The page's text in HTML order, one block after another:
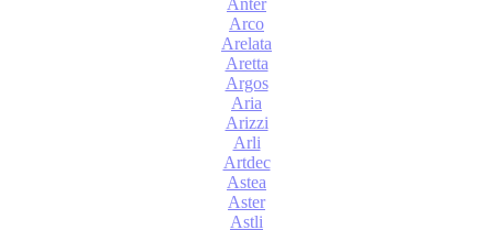
Arco
Arelata
Aretta
Argos
Aria
Arizzi
Arli
Artdec
Astea
Aster
Astli